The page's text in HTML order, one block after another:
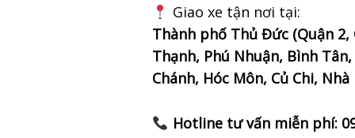
Giao xe tận nơi tại:
Thành phố Thủ Đức (Quận 2,
Thạnh, Phú Nhuận, Bình
Chánh, Hóc Môn, Củ Chi, Nhà
Hotline tư vấn miễn phí: